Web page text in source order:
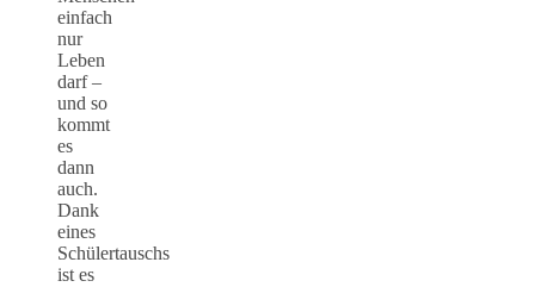
einfach
nur
Leben
darf –
und so
kommt
es
dann
auch.
Dank
eines
Schülertauschs
ist es